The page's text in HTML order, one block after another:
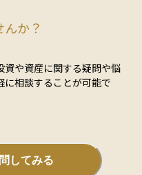
か？
資や資産に関する疑問や悩
に相談することが可能で
してみる